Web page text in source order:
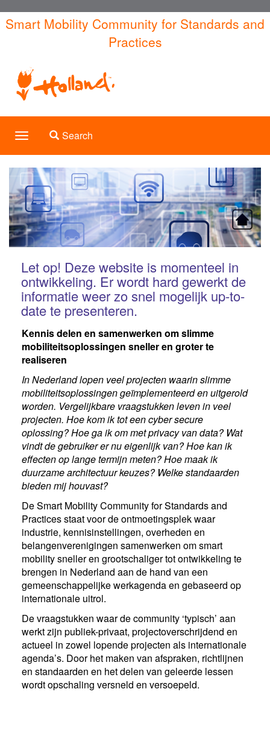
Skip
toSmart Mobility Community for Standards and
Practices
ToggleToggle search
Search
Let op! Deze website is momenteel in
ontwikkeling. Er wordt hard gewerkt de
informatie weer zo snel mogelijk up-to-
date te presenteren.
Kennis delen en samenwerken om slimme
mobiliteitsoplossingen sneller en groter te
realiseren
In Nederland lopen veel projecten waarin slimme
mobiliteitsoplossingen geïmplementeerd en uitgerold
worden. Vergelijkbare vraagstukken leven in veel
projecten. Hoe kom ik tot een cyber secure
oplossing? Hoe ga ik om met privacy van data? Wat
vindt de gebruiker er nu eigenlijk van? Hoe kan ik
effecten op lange termijn meten? Hoe maak ik
duurzame architectuur keuzes? Welke standaarden
bieden mij houvast?
De Smart Mobility Community for Standards and
Practices staat voor de ontmoetingsplek waar
industrie, kennisinstellingen, overheden en
belangenverenigingen samenwerken om smart
mobility sneller en grootschaliger tot ontwikkeling te
brengen in Nederland aan de hand van een
gemeenschappelijke werkagenda en gebaseerd op
internationale uitrol.
De vraagstukken waar de community ‘typisch’ aan
werkt zijn publiek-privaat, projectoverschrijdend en
actueel in zowel lopende projecten als internationale
agenda’s. Door het maken van afspraken, richtlijnen
en standaarden en het delen van geleerde lessen
wordt opschaling versneld en versoepeld.